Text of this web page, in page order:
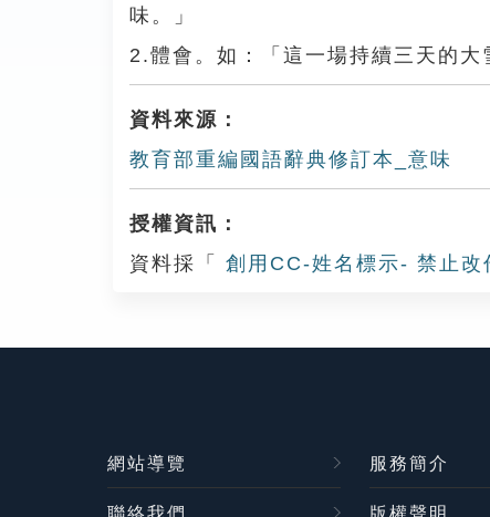
味。」
2.體會。如：「這一場持續三天的大
資料來源：
教育部重編國語辭典修訂本_意味
授權資訊：
資料採「
創用CC-姓名標示- 禁止
網站導覽 服務簡介
聯絡我們 版權聲明